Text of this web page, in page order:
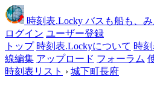
時刻表.Locky バスも船も、
ログイン ユーザー登録
トップ 時刻表.Lockyについて 時
線編集 アップロード フォーラム
時刻表リスト › 城下町長府